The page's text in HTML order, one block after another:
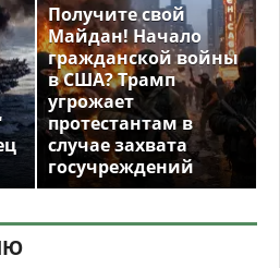
Получите свой
Майдан! Начало
гражданской войны
в США? Трамп
угрожает
протестантам в
случае захвата
госучреждений